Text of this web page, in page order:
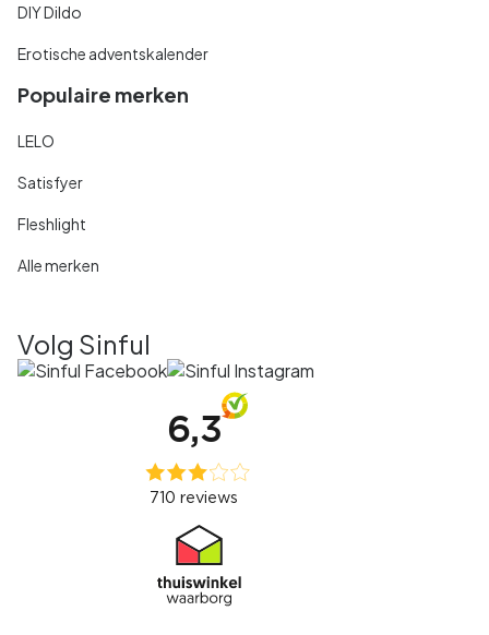
DIY Dildo
Erotische adventskalender
Populaire merken
LELO
Satisfyer
Fleshlight
Alle merken
Volg Sinful